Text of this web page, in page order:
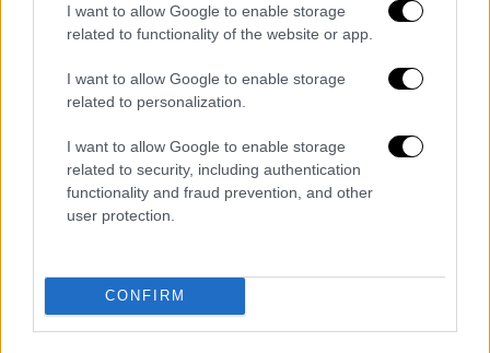
I want to allow Google to enable storage
related to functionality of the website or app.
I want to allow Google to enable storage
related to personalization.
I want to allow Google to enable storage
related to security, including authentication
functionality and fraud prevention, and other
user protection.
CONFIRM
προχωράμε στην υλοποίηση των
δεσμεύσεων, που παρουσιάστηκαν στις 28
Απριλίου, θέτοντας σε εφαρμογή το σχέδιο
του μετασχηματισμού του ΠΑΟΚ σε έναν
σύγχρονο ευρωπαϊκό αθλητικό οργανισμό,
που θα στηρίζεται σε μια νέα και ευέλικτη
διοικητική δομή, με σαφείς και διακριτές
εταιρικές και αγωνιστικές λειτουργίες, και
και την ανταγωνιστικότητά του σε κορυφαίο
επίπεδο.